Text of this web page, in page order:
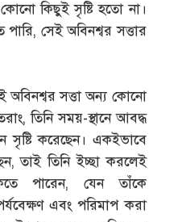
কিছুই সৃষ্টি হতো না।
সেই অবিনশ্বর সত্তার
সত্তা অন্য কোনো
তিনি সময়-স্থানে আবদ্ধ
সৃষ্টি করেছেন। একইভাবে
তাই তিনি ইচ্ছা করলেই
পারেন, যেন তাঁকে
এবং পরিমাপ করা